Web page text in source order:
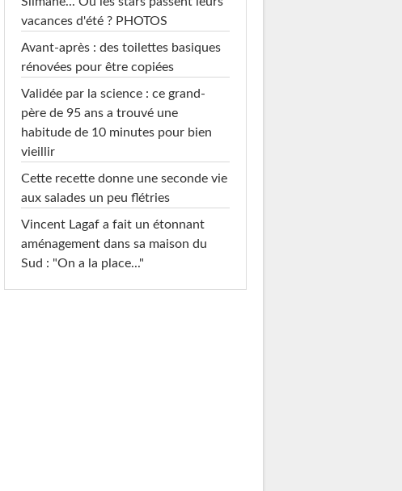
vacances d'été ? PHOTOS
Avant-après : des toilettes basiques
rénovées pour être copiées
Validée par la science : ce grand-
père de 95 ans a trouvé une
habitude de 10 minutes pour bien
vieillir
Cette recette donne une seconde vie
aux salades un peu flétries
Vincent Lagaf a fait un étonnant
aménagement dans sa maison du
Sud : "On a la place..."